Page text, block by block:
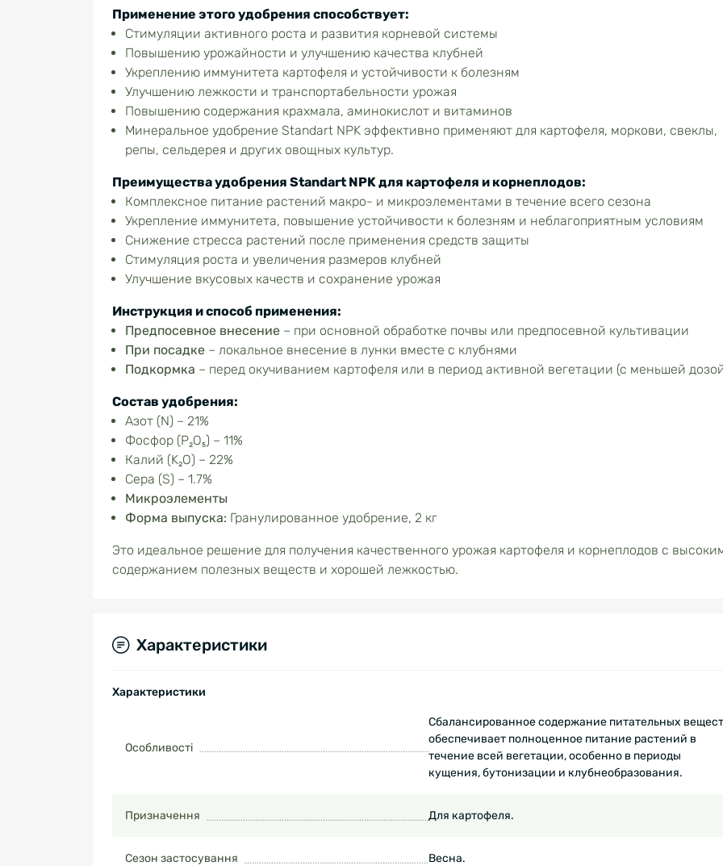
Применение этого удобрения способствует:
Стимуляции активного роста и развития корневой системы
Повышению урожайности и улучшению качества клубней
Укреплению иммунитета картофеля и устойчивости к болезням
Улучшению лежкости и транспортабельности урожая
Повышению содержания крахмала, аминокислот и витаминов
Минеральное удобрение Standart NPK эффективно применяют для картофеля, моркови, свеклы,
репы, сельдерея и других овощных культур.
Преимущества удобрения Standart NPK для картофеля и корнеплодов:
Комплексное питание растений макро- и микроэлементами в течение всего сезона
Укрепление иммунитета, повышение устойчивости к болезням и неблагоприятным условиям
Снижение стресса растений после применения средств защиты
Стимуляция роста и увеличения размеров клубней
Улучшение вкусовых качеств и сохранение урожая
Инструкция и способ применения:
Предпосевное внесение – при основной обработке почвы или предпосевной культивации
При посадке – локальное внесение в лунки вместе с клубнями
Подкормка – перед окучиванием картофеля или в период активной вегетации (с меньшей
Состав удобрения:
Азот (N) – 21%
Фосфор (P₂O₅) – 11%
Калий (K₂O) – 22%
Сера (S) – 1.7%
Микроэлементы
Форма выпуска: Гранулированное удобрение, 2 кг
Это идеальное решение для получения качественного урожая картофеля и корнеплодов с
содержанием полезных веществ и хорошей лежкостью.
Характеристики
Характеристики
Особливості
Сбалансированное содержание питательных
обеспечивает полноценное питание растений в
течение всей вегетации, особенно в периоды
кущения, бутонизации и клубнеобразования.
Призначення Для картофеля.
Сезон застосування Весна.